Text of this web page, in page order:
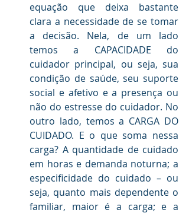
equação que deixa bastante
clara a necessidade de se tomar
a decisão. Nela, de um lado
temos a CAPACIDADE do
cuidador principal, ou seja, sua
condição de saúde, seu suporte
social e afetivo e a presença ou
não do estresse do cuidador. No
outro lado, temos a CARGA DO
CUIDADO. E o que soma nessa
carga? A quantidade de cuidado
em horas e demanda noturna; a
especificidade do cuidado – ou
seja, quanto mais dependente o
familiar, maior é a carga; e a